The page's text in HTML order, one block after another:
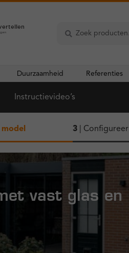
naar:
Duurzaamheid Referenties
Instructievideo’s
3 | Configureer
vast glas en